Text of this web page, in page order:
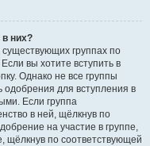
в них?
группах по
вы хотите вступить в
Однако не все группы
для вступления в
Если группа
в ней, щёлкнув по
на участие в группе,
щёлкнув по соответствующей